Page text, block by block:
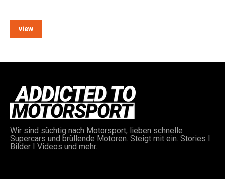
view
Wir sind süchtig nach Motorsport, lieben schnelle
Supercars und brüllende Motoren. Steigt mit ein. Stories I
Bilder I Videos und mehr.